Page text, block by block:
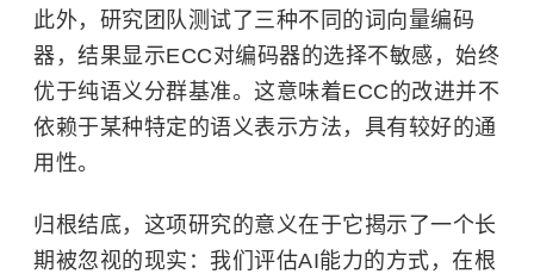
此外，研究团队测试了三种不同的词向量编码
器，结果显示ECC对编码器的选择不敏感，始终
优于纯语义分群基准。这意味着ECC的改进并不
依赖于某种特定的语义表示方法，具有较好的通
用性。
归根结底，这项研究的意义在于它揭示了一个长
期被忽视的现实：我们评估AI能力的方式，在根